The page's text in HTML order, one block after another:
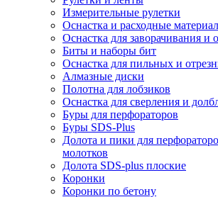
Измерительные рулетки
Оснастка и расходные
Оснастка для заворачивания и
Биты и наборы бит
Оснастка для пильных и
Алмазные диски
Полотна для лобзиков
Оснастка для сверления и
Буры для перфораторов
Буры SDS-Plus
Долота и пики для
молотков
Долота SDS-plus плоские
Коронки
Коронки по бетону